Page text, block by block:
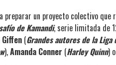
preparar un proyecto colectivo
de Kamandi, serie limitada de
(Grandes autores de la Liga
),Amanda Conner (Harley Quinn) o